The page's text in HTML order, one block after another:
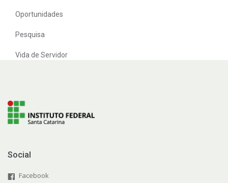
Oportunidades
Pesquisa
Vida de Servidor
Social
Facebook